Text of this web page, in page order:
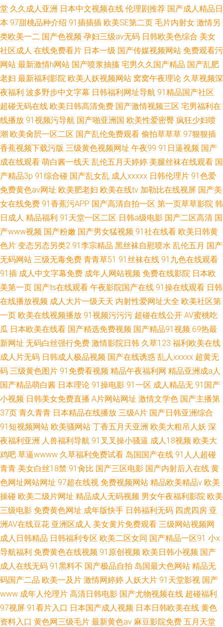
堂 久久成人亚洲 日本中文视频在线 伦理剧推荐 国产成人精品日
本 97甜桃品种介绍 91插插插 欧美SE第二页 毛片内射女 激情另
类欧美一二 国产色视频 孕妇三级av无码 日韩欧美色综合 美女
社区成人 在线免费看片 日本一级 国产传媒视频网站 免费观看污
网站 最新激情h网站 国产喷浆抽搐 宅男久久国产精品 国产乱肥
老妇 最新福利影院 欧美人妖视频网站 窝窝午夜理论 久草视频深
夜福利 波多野步中文字幕 日韩福利网址导航 91精品国产社区
超碰无码在线 欧美日韩高清免费 国产激情视频三区 宅男福利在
线播放 91视频污导航 国产啪亚洲国 欧美性爱密臀 疯狂少妇喷
潮 欧美肏屄一区二区 国产乱伦免费观看 偷拍草草草 97狠狠插
香蕉视频下载污版 三级黄色视频网址 午夜99 91日逼视频 国产
成在线观看 萌白酱一线天 乱伦五月天婷婷 美腿丝袜在线观看 国
产精品3p 91综合碰 国产乱女乱 成人xxxxx 日韩伦理片 91色爱
免费黄色av网址 欧美肥老妇 欧美在线tv 加勒比在线视屏 国产美
女在线免费 91香蕉污APP 国产高清自拍一区 第一页草草影院 韩
日成人 精品福利 91天堂一区二区 日韩a级电影 国产二区高清 国
产www视频 国产粉嫩 国产男女猛视频 91社在线看 欧美日韩黄
色片 变态另态另类2 91李宗精品 黑丝袜自慰喷水 乱伦五月 国产
无码网站 三级无毒免费 青青草51 91丝袜在线 91九色在线观看
91插 成人中文字幕免费 成年人网站视频 免费在线影院 日本欧
美第一页 国产ts在线观看 午夜影院国产在线 91操在线观看 日韩
在线播放视频 成人大片一级天天 内射性爱网址大全 欧美社区第
一页 欧美在线视频播放 91视频污污污 超碰在线公开 AV蜜桃吃
瓜 日本欧美在线看 国产精选免费视频 国产精品91视频 69热最
新网址 无码白丝强行免费 激情影院日韩 久草123 福利欧美在线
成人片无码 日韩成人极品视频 国产在线诱惑 乱人xxxxx 超黄无
码 三级黄色图片 91免费看视频 精品午夜福利网 精品亚洲成a人
国产精品萌白酱 日本理论 91操电影 91一区 成人精品无 91国产
小视频 日韩美女免费直播 A片网站网址 激情文学色 国产主播第
37页 青久青青 日本精品在线播放 三级A片 国产日韩亚洲综合
91短视频网站 欧美骚网站 丁香五月天亚洲 欧美大粗吊人妖 深
夜福利亚洲 人兽福利导航 91叉叉操小骚逼 成人18视频 欧美大
鸡吧 草逼wwww 久草福利免费试看 岛国国产在线 91人人超碰
青青 美女白丝18禁 91肏比 国产三区电影 国产内射后入在线 黄
色网址网站网址 97超在线视 免费视频网站 精品欧美精品v 欧美
操碰 欧美二级片网址 精品成人无码视频 男女午夜福利影院 欧美
三级电影 免费黄色网址 成年版快手 日韩福利无码 四虎四房 亚
洲AV在线豆花 亚洲区成人 美女黄片免费观看 三级网站视频网
成人日韩精品 日韩福利专区 欧美二区女同 国产精品一区91 小x
导航福利 免费黄色在线视频 91原创视频 欧美日韩小视频 国产
成人在线无码 91黑料不 国产极品自拍 岛国最大色网站 精品无
码国产二品 欧美一及片 激情网婷婷 人妖大片 91天堂影视 国产
www 成年人伦理片 高清日韩电影 国产尤物视频在线 超碰福利
97视屏 91看片入口 日本国产成人视频 日本日韩欧美在线 黄色
资料入口 黄色网三级毛片 最新黄色av 麻豆影院免费 五月天堂